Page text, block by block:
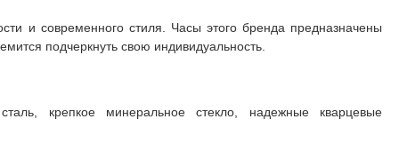
и современного стиля. Часы этого бренда предназначены
подчеркнуть свою индивидуальность.
крепкое минеральное стекло, надежные кварцевые